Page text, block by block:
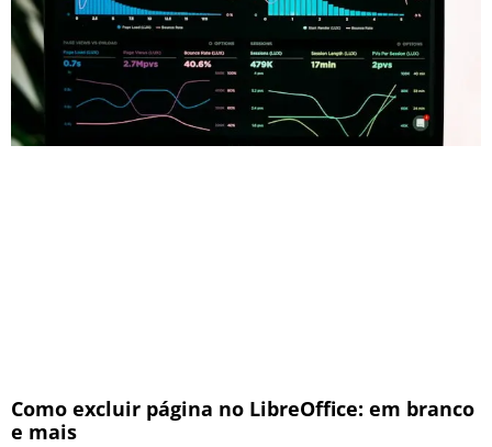
Como excluir página no LibreOffice: em branco
e mais